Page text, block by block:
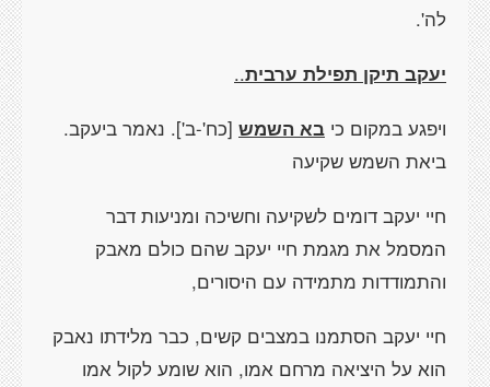
לה'.
יעקב תיקן תפילת ערבית..
ויפגע במקום כי בא השמש [כח'-ב']. נאמר ביעקב.
ביאת השמש שקיעה
חיי יעקב דומים לשקיעה וחשיכה ומניעות דבר
המסמל את מגמת חיי יעקב שהם כולם מאבק
והתמודדות מתמידה עם היסורים,
חיי יעקב הסתמנו במצבים קשים, כבר מלידתו נאבק
הוא על היציאה מרחם אמו, הוא שומע לקול אמו